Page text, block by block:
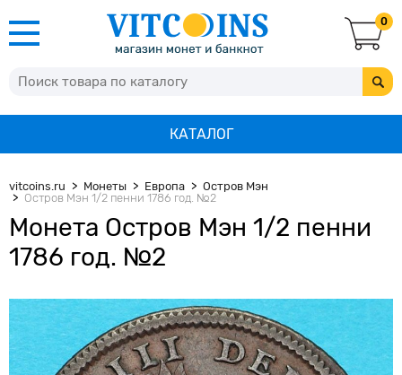
0
КАТАЛОГ
vitcoins.ru Монеты Европа
Остров Мэн
Остров Мэн 1/2 пенни 1786 год. №2
Монета Остров Мэн 1/2 пенни
1786 год. №2